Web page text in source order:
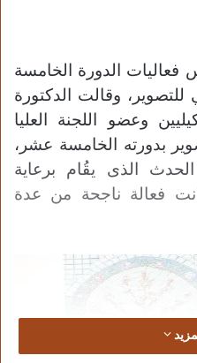
الدورة الخامسة
وقالت الدكتورة
وعضو اللجنة العليا
بدورته الخامسة عشر،
الذى يقُام برعاية
فعالة ناجحة من عدة